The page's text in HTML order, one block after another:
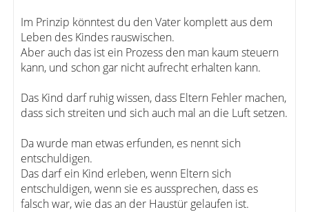
Im Prinzip könntest du den Vater komplett aus dem
Leben des Kindes rauswischen.
Aber auch das ist ein Prozess den man kaum steuern
kann, und schon gar nicht aufrecht erhalten kann.
Das Kind darf ruhig wissen, dass Eltern Fehler machen,
dass sich streiten und sich auch mal an die Luft setzen.
Da wurde man etwas erfunden, es nennt sich
entschuldigen.
Das darf ein Kind erleben, wenn Eltern sich
entschuldigen, wenn sie es aussprechen, dass es
falsch war, wie das an der Haustür gelaufen ist.